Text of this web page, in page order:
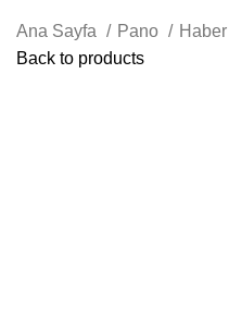
Ana Sayfa Pano Haber
Back to products